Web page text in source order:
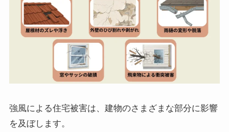
強風による住宅被害は、建物のさまざまな部分に影響
を及ぼします。